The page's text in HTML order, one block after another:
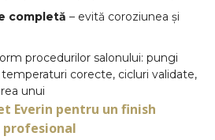
completă – evită coroziunea și
procedurilor salonului: pungi
corecte, cicluri validate,
unui
Everin pentru un finish